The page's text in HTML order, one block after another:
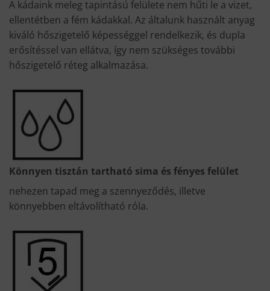
A kádaink meleg tapintású felülete nem hűti le a vizet,
ellentétben a fém kádakkal. Az általunk használt anyag
kiváló hőszigetelő képességgel rendelkezik, és dupla
erősítéssel van ellátva, így nem szükséges további
hőszigetelő réteg alkalmazása.
Könnyen tisztán tartható sima és fényes felület
nehezen tapad meg a szennyeződés, illetve
könnyebben eltávolítható róla.